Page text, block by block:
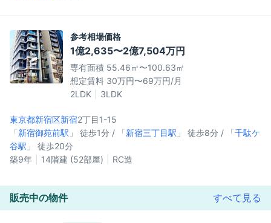
参考相場価格
1億2,635〜2億7,504万円
専有面積 55.46㎡〜100.63㎡
想定賃料 30万円〜69万円/月
2LDK
3LDK
東京都新宿区新宿2丁目1-15
「新宿御苑前駅 」 徒歩1分 / 「新宿三丁目駅 」 徒歩8分 / 「千駄ケ
谷駅 」 徒歩20分
築9年
14階建 (52部屋) RC造
販売中の物件 すべて見る